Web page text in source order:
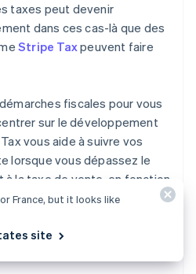
taxes peut devenir
dans ces cas-là que des
Stripe Taxpeuvent faire
fiscales pour vous
sur le développement
vous aide à suivre vos
lorsque vous dépassez le
la taxe de vente, en fonction
La solution calcule et
la taxe de vente, la TVA et
physiques et
France, but it looks like
site